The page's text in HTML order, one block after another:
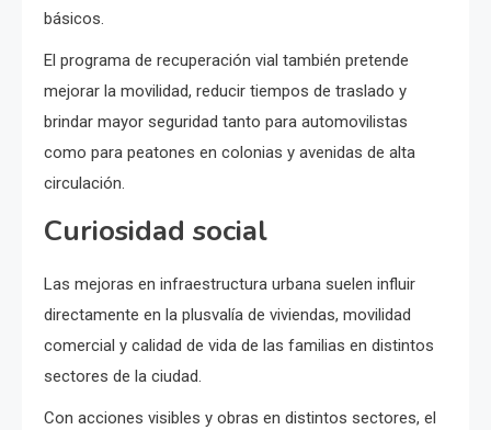
básicos.
El programa de recuperación vial también pretende
mejorar la movilidad, reducir tiempos de traslado y
brindar mayor seguridad tanto para automovilistas
como para peatones en colonias y avenidas de alta
circulación.
Curiosidad social
Las mejoras en infraestructura urbana suelen influir
directamente en la plusvalía de viviendas, movilidad
comercial y calidad de vida de las familias en distintos
sectores de la ciudad.
Con acciones visibles y obras en distintos sectores, el